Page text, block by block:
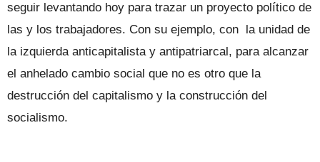
seguir levantando hoy para trazar un proyecto político de
las y los trabajadores. Con su ejemplo, con la unidad de
la izquierda anticapitalista y antipatriarcal, para alcanzar
el anhelado cambio social que no es otro que la
destrucción del capitalismo y la construcción del
socialismo.